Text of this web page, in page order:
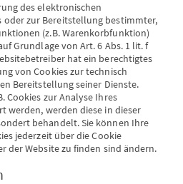
des elektronischen
zur Bereitstellung bestimmter,
(z.B. Warenkorbfunktion)
Grundlage von Art. 6 Abs. 1 lit. f
hat ein berechtigtes
von Cookies zur technisch
Bereitstellung seiner Dienste.
Cookies zur Analyse Ihres
werden, werden diese in dieser
behandelt. Sie können Ihre
jederzeit über die Cookie
der Website zu finden sind ändern.